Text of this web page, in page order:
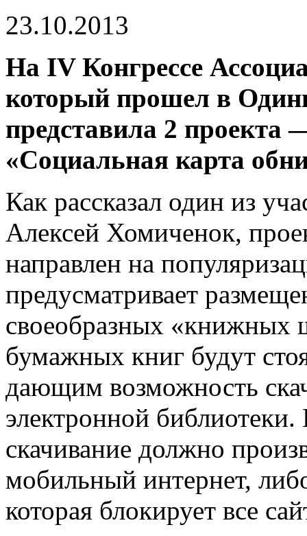
23.10.2013
На IV Конгрессе
который прошел в
представила 2
«Социальная карта
Как рассказал один из
Алексей Хомиченок,
направлен на
предусматривает
своеобразных «книжных
бумажных книг будут
дающим возможность
электронной
скачивание должно
мобильный интернет,
которая блокирует все